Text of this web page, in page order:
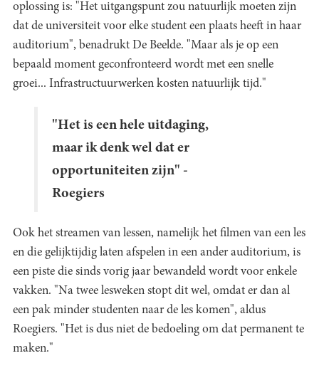
oplossing is: "Het uitgangspunt zou natuurlijk moeten zijn
dat de universiteit voor elke student een plaats heeft in haar
auditorium", benadrukt De Beelde. "Maar als je op een
bepaald moment geconfronteerd wordt met een snelle
groei... Infrastructuurwerken kosten natuurlijk tijd."
"Het is een hele uitdaging,
maar ik denk wel dat er
opportuniteiten zijn" -
Roegiers
Ook het streamen van lessen, namelijk het filmen van een les
en die gelijktijdig laten afspelen in een ander auditorium, is
een piste die sinds vorig jaar bewandeld wordt voor enkele
vakken. "Na twee lesweken stopt dit wel, omdat er dan al
een pak minder studenten naar de les komen", aldus
Roegiers. "Het is dus niet de bedoeling om dat permanent te
maken."